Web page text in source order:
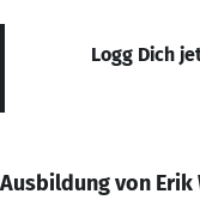
Logg Dich
Ausbildung von